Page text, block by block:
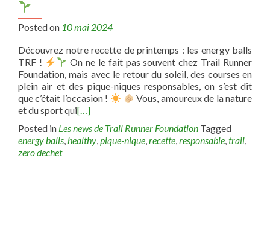
Posted on 10 mai 2024
Découvrez notre recette de printemps : les energy balls
TRF !
On ne le fait pas souvent chez Trail Runner
Foundation, mais avec le retour du soleil, des courses en
plein air et des pique-niques responsables, on s’est dit
que c’était l’occasion ! ‍
Vous, amoureux de la nature
et du sport qui[…]
Posted in Les news de Trail Runner Foundation Tagged
energy balls,healthy,pique-nique,recette,responsable,trail,
zero dechet